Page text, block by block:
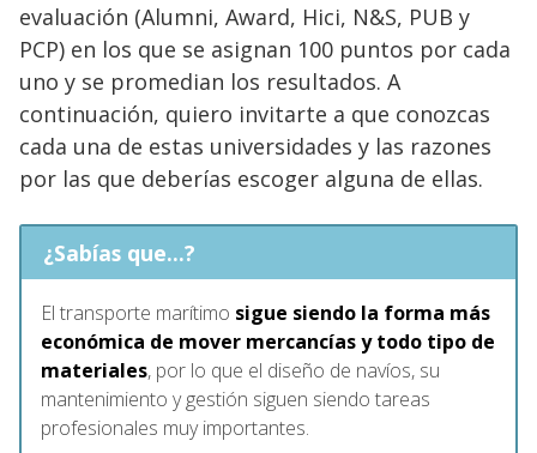
evaluación (Alumni, Award, Hici, N&S, PUB y
PCP) en los que se asignan 100 puntos por cada
uno y se promedian los resultados. A
continuación, quiero invitarte a que conozcas
cada una de estas universidades y las razones
por las que deberías escoger alguna de ellas.
¿Sabías que...?
El transporte marítimo sigue siendo la forma más
económica de mover mercancías y todo tipo de
materiales, por lo que el diseño de navíos, su
mantenimiento y gestión siguen siendo tareas
profesionales muy importantes.